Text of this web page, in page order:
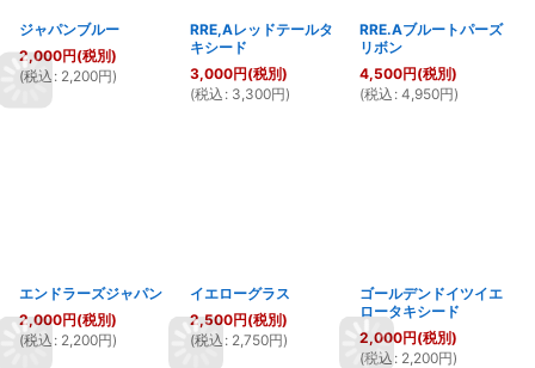
ジャパンブルー
2,000円(税別)
(税込 : 2,200円)
RRE,Aレッドテールタ
キシード
3,000円(税別)
(税込 : 3,300円)
RRE.Aブルートパーズ
リボン
4,500円(税別)
(税込 : 4,950円)
エンドラーズジャパン
2,000円(税別)
(税込 : 2,200円)
イエローグラス
2,500円(税別)
(税込 : 2,750円)
ゴールデンドイツイエ
ロータキシード
2,000円(税別)
(税込 : 2,200円)